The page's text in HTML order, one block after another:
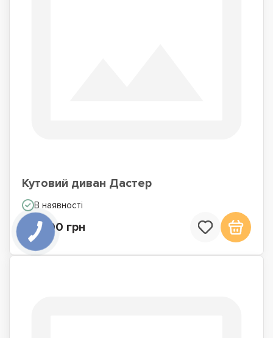
Кутовий диван Дастер
В наявності
42 300 грн